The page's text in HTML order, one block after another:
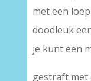
met een
doodleuk
je kunt een
gestraft met